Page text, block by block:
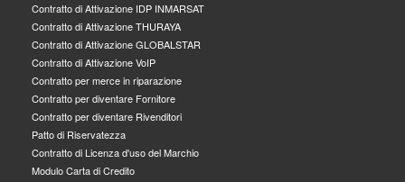
Contratto di Attivazione IDP INMARSAT
Contratto di Attivazione THURAYA
Contratto di Attivazione GLOBALSTAR
Contratto di Attivazione VoIP
Contratto per merce in riparazione
Contratto per diventare Fornitore
Contratto per diventare Rivenditori
Patto di Riservatezza
Contratto di Licenza d'uso del Marchio
Modulo Carta di Credito